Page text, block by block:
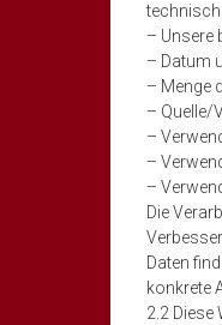
technisch
– Unsere
– Datum
– Menge
– Quelle/
–
–
–
Die
Daten
konkrete
2.2